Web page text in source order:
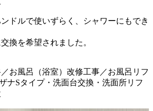
ドルで使いずらく、シャワーにもでき
換を希望されました。